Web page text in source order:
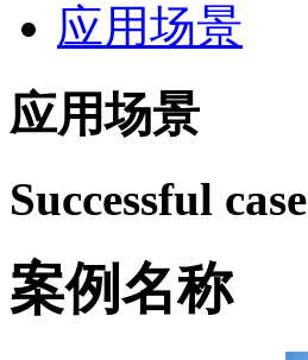
应用场景
应用场景
Successful case
案例名称